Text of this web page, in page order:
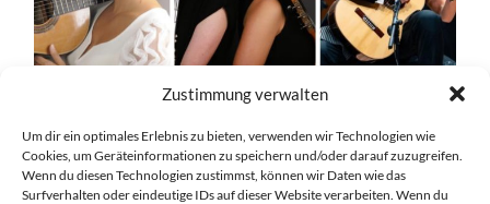
Zustimmung verwalten
Um dir ein optimales Erlebnis zu bieten, verwenden wir Technologien wie
Cookies, um Geräteinformationen zu speichern und/oder darauf zuzugreifen.
Wenn du diesen Technologien zustimmst, können wir Daten wie das
Surfverhalten oder eindeutige IDs auf dieser Website verarbeiten. Wenn du
Sonntag, 12.04., 16:00 Uhr– Juan Manuel Molano
(Kolumbien)